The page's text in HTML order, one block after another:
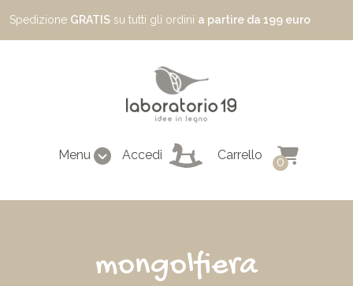
Spedizione GRATIS su tutti gli ordini a partire da 199 euro
Menu Accedi Carrello 0
mongolfiera